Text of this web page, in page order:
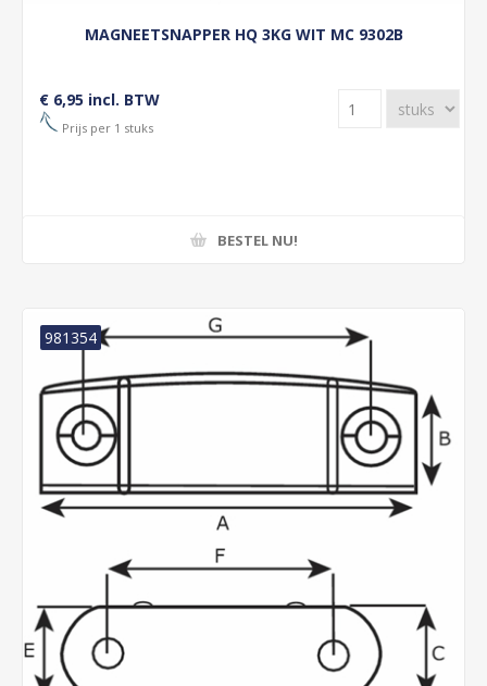
MAGNEETSNAPPER HQ 3KG WIT MC 9302B
€ 6,95 incl. BTW
Prijs per 1 stuks
BESTEL NU!
981354